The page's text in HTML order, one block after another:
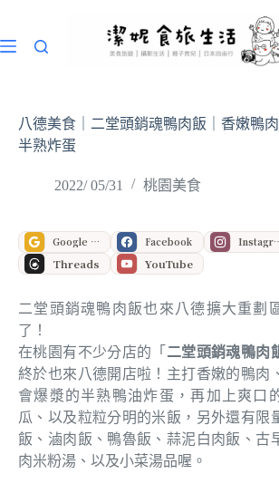
主
八德美食｜二堂頭銷魂鴨肉飯｜香嫩鴨
半熟炸蛋
2022/ 05/31 桃園美食
Google 偏好來源 Facebook
Threads YouTube
二堂頭銷魂鴨肉飯也來八德擴大重劃
了！
在桃園有不少分店的「 二堂頭銷魂鴨肉
終於也來八德開店啦！主打香嫩的鴨肉
會爆漿的半熟鴨油炸蛋，再加上爽口
瓜、以及粒粒分明的米飯，另外還有限
飯、滷肉飯、鴨魯飯、蒜泥白肉飯、古
肉米粉湯、以及小菜湯品喔。